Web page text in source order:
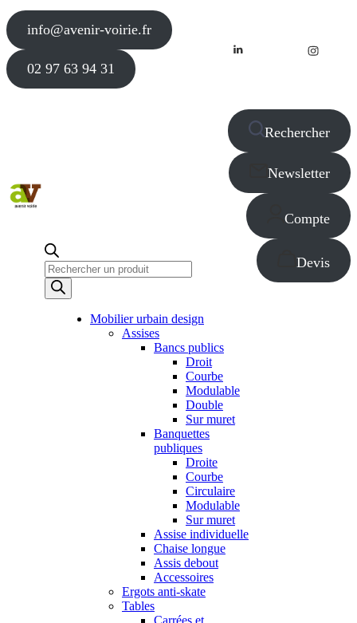
info@avenir-voirie.fr
02 97 63 94 31
Recherche
de
produits
Rechercher
Newsletter
Compte
Devis
Mobilier urbain design
Assises
Bancs publics
Droit
Courbe
Modulable
Double
Sur muret
Banquettes
publiques
Droite
Courbe
Circulaire
Modulable
Sur muret
Assise individuelle
Chaise longue
Assis debout
Accessoires
Ergots anti-skate
Tables
Carrées et